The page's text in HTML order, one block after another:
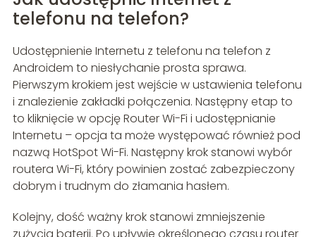
telefonu na telefon?
Udostępnienie Internetu z telefonu na telefon z
Androidem to niesłychanie prosta sprawa.
Pierwszym krokiem jest wejście w ustawienia telefonu
i znalezienie zakładki połączenia. Następny etap to
to kliknięcie w opcję Router Wi-Fi i udostępnianie
Internetu – opcja ta może występować również pod
nazwą HotSpot Wi-Fi. Następny krok stanowi wybór
routera Wi-Fi, który powinien zostać zabezpieczony
dobrym i trudnym do złamania hasłem.
Kolejny, dość ważny krok stanowi zmniejszenie
zużycia baterii. Po upływie określonego czasu router